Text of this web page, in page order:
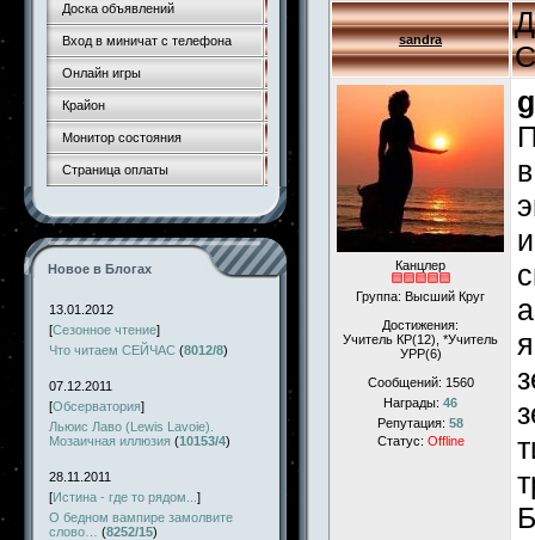
Доска объявлений
Вход в миничат с телефона
Онлайн игры
Крайон
Монитор состояния
Страница оплаты
Новое в Блогах
13.01.2012
[Сезонное чтение]
Что читаем СЕЙЧАС (8012/8)
07.12.2011
[Обсерватория]
Льюис Лаво (Lewis Lavoie).
Мозаичная иллюзия (10153/4)
28.11.2011
[Истина - где то рядом... ]
О бедном вампире замолвите
слово…
(8252/15)
sandra
Канцлер
Группа: Высший Круг
Достижения:
Учитель КР(12), *Учитель
УРР(6)
Сообщений: 1560
Награды: 46
Репутация: 58
Статус: Offline